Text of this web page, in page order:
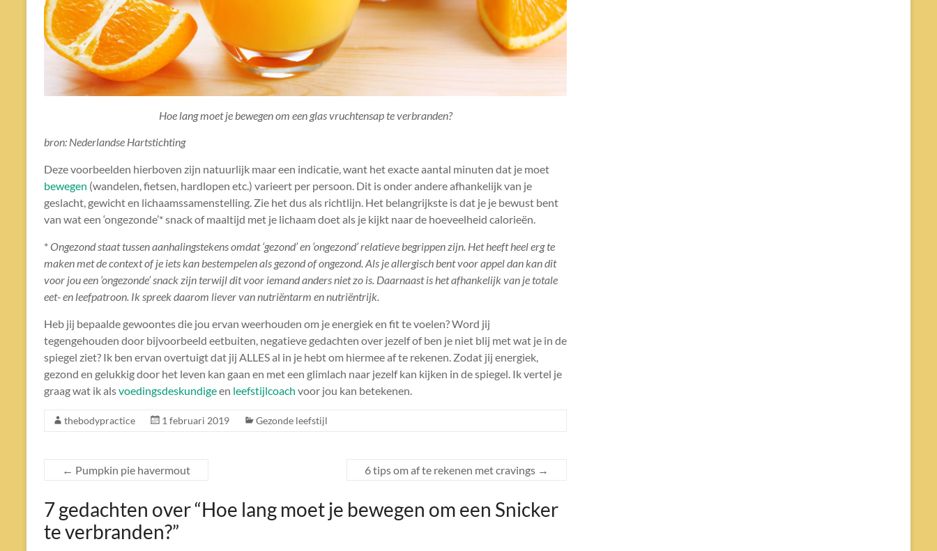
Hoe lang moet je bewegen om een glas vruchtensap te verbranden?
bron: Nederlandse Hartstichting
Deze voorbeelden hierboven zijn natuurlijk maar een indicatie, want het exacte aantal minuten dat je moet
bewegen (wandelen, fietsen, hardlopen etc.) varieert per persoon. Dit is onder andere afhankelijk van je
geslacht, gewicht en lichaamssamenstelling. Zie het dus als richtlijn. Het belangrijkste is dat je je bewust bent
van wat een ‘ongezonde’* snack of maaltijd met je lichaam doet als je kijkt naar de hoeveelheid calorieën.
*Ongezond staat tussen aanhalingstekens omdat ‘gezond’ en ‘ongezond’ relatieve begrippen zijn. Het heeft heel erg te
maken met de context of je iets kan bestempelen als gezond of ongezond. Als je allergisch bent voor appel dan kan dit
voor jou een ‘ongezonde’ snack zijn terwijl dit voor iemand anders niet zo is. Daarnaast is het afhankelijk van je totale
eet- en leefpatroon. Ik spreek daarom liever van nutriëntarm en nutriëntrijk.
Heb jij bepaalde gewoontes die jou ervan weerhouden om je energiek en fit te voelen? Word jij
tegengehouden door bijvoorbeeld eetbuiten, negatieve gedachten over jezelf of ben je niet blij met wat je in de
spiegel ziet? Ik ben ervan overtuigt dat jij ALLES al in je hebt om hiermee af te rekenen. Zodat jij energiek,
gezond en gelukkig door het leven kan gaan en met een glimlach naar jezelf kan kijken in de spiegel. Ik vertel je
graag wat ik alsvoedingsdeskundigeen leefstijlcoach voor jou kan betekenen.
thebodypractice 1 februari 2019 Gezonde leefstijl
← Pumpkin pie havermout 6 tips om af te rekenen met cravings →
7 gedachten over “Hoe lang moet je bewegen om een Snicker
te verbranden?”